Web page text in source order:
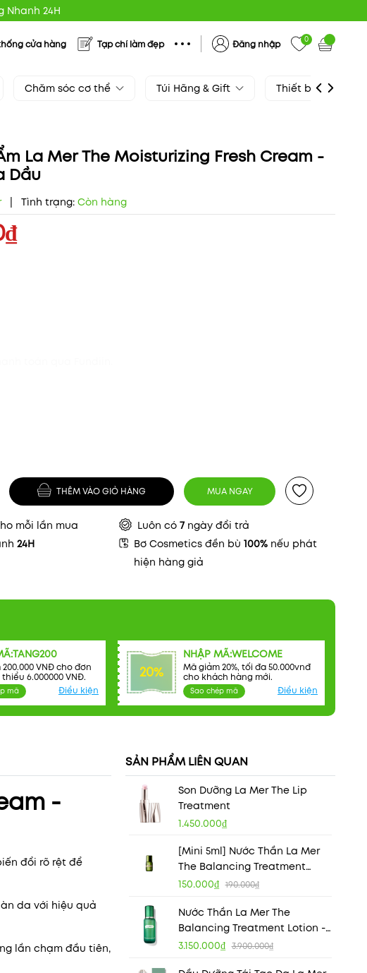
Nhanh 24H
cửa hàng Tạp chí làm đẹp Đăng nhập 0
Chăm sóc cơ thể Túi Hãng & Gift Thiết bị làm đẹp
La Mer The Moisturizing Fresh Cream -
Dầu
Tình trạng: Còn hàng
THÊM VÀO GIỎ HÀNG MUA NGAY
mỗi lần mua Luôn có 7 ngày đổi trả
24H Bơ Cosmetics đền bù100% nếu phát
hiện hàng giả
VNĐ cho đơn
6.000000 VNĐ.
mã Điều kiện
20%
NHẬP MÃ:WELCOME
Mã giảm 20%, tối đa 50.000vnđ
cho khách hàng mới.
Sao chép mã Điều kiện
-
đổi rõ rệt để
da với hiệu quả
lần chạm đầu tiên,
SẢN PHẨM LIÊN QUAN
Son Dưỡng La Mer The Lip
Treatment
1.450.000₫
[Mini 5ml] Nước Thần La Mer
The Balancing Treatment
Lotion - Dành Cho Da Dầu
150.000₫ 190.000₫
Nước Thần La Mer The
Balancing Treatment Lotion -
Dành Cho Da Dầu
3.150.000₫ 3.900.000₫